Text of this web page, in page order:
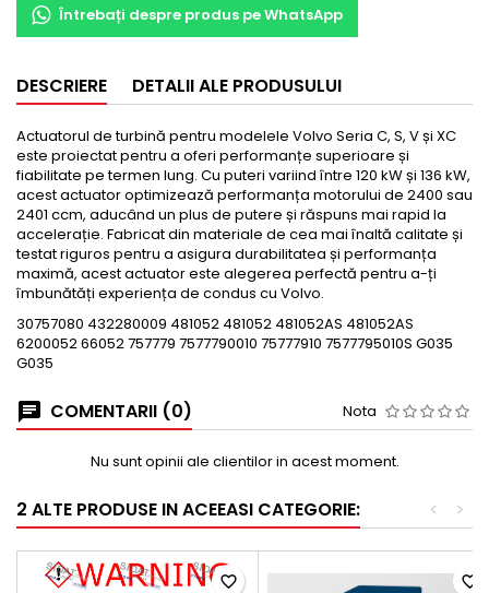
Întrebați despre produs pe WhatsApp
DESCRIERE DETALII ALE PRODUSULUI
Actuatorul de turbină pentru modelele Volvo Seria C, S, V și XC
este proiectat pentru a oferi performanțe superioare și
fiabilitate pe termen lung. Cu puteri variind între 120 kW și 136 kW,
acest actuator optimizează performanța motorului de 2400 sau
2401 ccm, aducând un plus de putere și răspuns mai rapid la
accelerație. Fabricat din materiale de cea mai înaltă calitate și
testat riguros pentru a asigura durabilitatea și performanța
maximă, acest actuator este alegerea perfectă pentru a-ți
îmbunătăți experiența de condus cu Volvo.
30757080 432280009 481052 481052 481052AS 481052AS
6200052 66052 757779 7577790010 75777910 7577795010S G035
G035
COMENTARII (0) Nota
Nu sunt opinii ale clientilor in acest moment.
2 ALTE PRODUSE IN ACEEASI CATEGORIE: >
<
favorite_border favorite_border